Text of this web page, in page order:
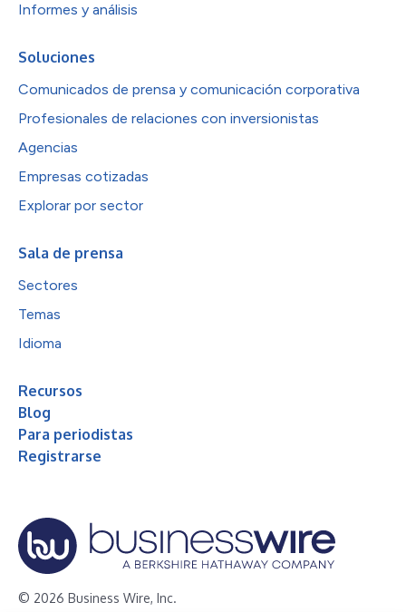
Informes y análisis
Soluciones
Comunicados de prensa y comunicación corporativa
Profesionales de relaciones con inversionistas
Agencias
Empresas cotizadas
Explorar por sector
Sala de prensa
Sectores
Temas
Idioma
Recursos
Blog
Para periodistas
Registrarse
© 2026 Business Wire, Inc.